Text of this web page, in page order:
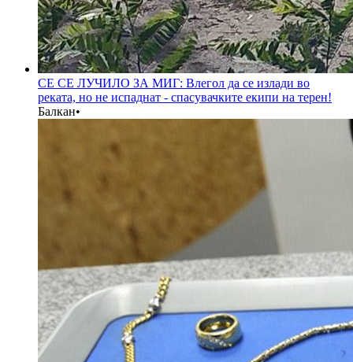
СЕ СЕ ЛУЧИЛО ЗА МИГ: Влегол да се излади во
реката, но не испаднат - спасувачките екипи на терен!
Балкан•